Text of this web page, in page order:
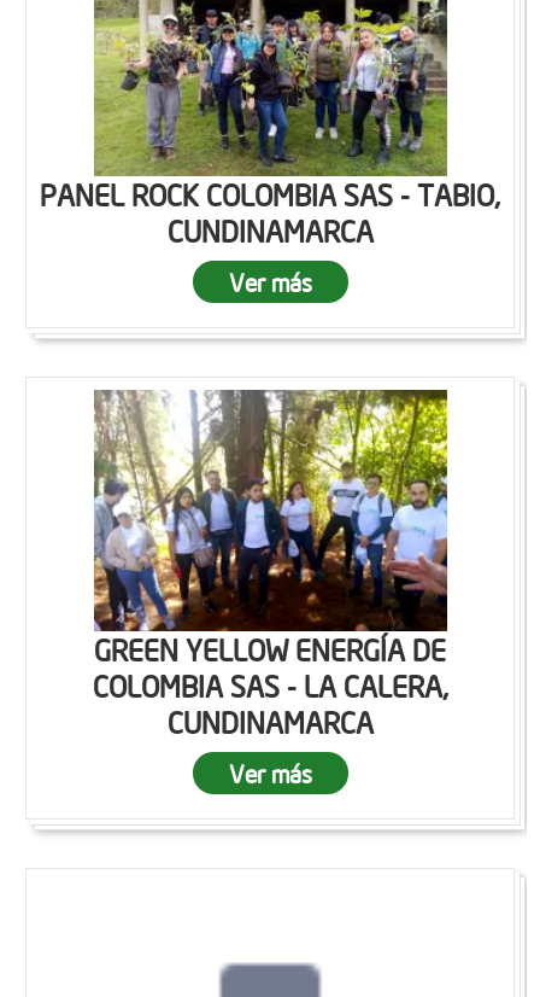
PANEL ROCK COLOMBIA SAS - TABIO,
CUNDINAMARCA
Ver más
GREEN YELLOW ENERGÍA DE
COLOMBIA SAS - LA CALERA,
CUNDINAMARCA
Ver más